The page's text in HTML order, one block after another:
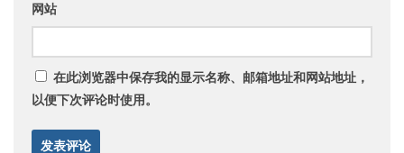
网站
在此浏览器中保存我的显示名称、邮箱地址和网站地址，
以便下次评论时使用。